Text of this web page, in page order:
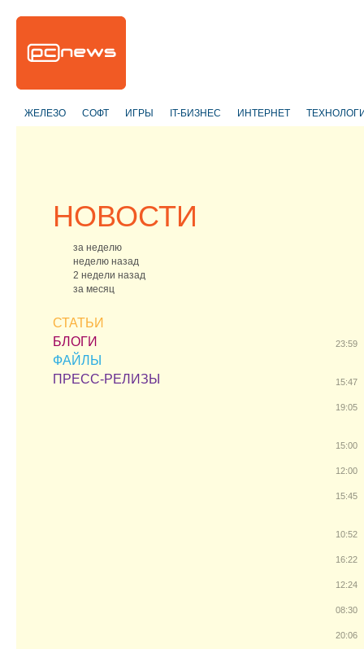
ЖЕЛЕЗО СОФТ ИГРЫ IT-БИЗНЕС ИНТЕРНЕТ
НОВОСТИ
за неделю
неделю назад
2 недели назад
за месяц
СТАТЬИ
БЛОГИ
ФАЙЛЫ
ПРЕСС-РЕЛИЗЫ
23:59
15:47
19:05
15:00
12:00
15:45
10:52
16:22
12:24
08:30
20:06